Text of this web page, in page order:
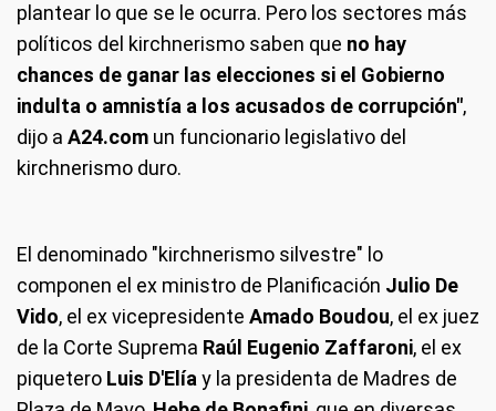
plantear lo que se le ocurra. Pero los sectores más
políticos del kirchnerismo saben que no hay
chances de ganar las elecciones si el Gobierno
indulta o amnistía a los acusados de corrupción",
dijo a A24.com un funcionario legislativo del
kirchnerismo duro.
El denominado "kirchnerismo silvestre" lo
componen el ex ministro de Planificación Julio De
Vido, el ex vicepresidente Amado Boudou, el ex juez
de la Corte Suprema Raúl Eugenio Zaffaroni, el ex
piquetero Luis D'Elíay la presidenta de Madres de